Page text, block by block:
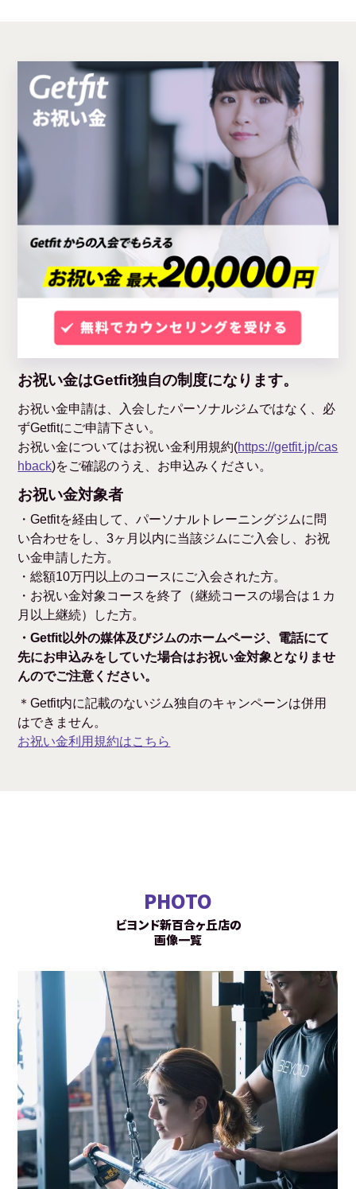
お祝い金はGetfit独自の制度になります。
お祝い金申請は、入会したパーソナルジムではなく、必
ずGetfitにご申請下さい。
お祝い金についてはお祝い金利用規約(https://getfit.jp/cas
hback)をご確認のうえ、お申込みください。
お祝い金対象者
・Getfitを経由して、パーソナルトレーニングジムに問
い合わせをし、3ヶ月以内に当該ジムにご入会し、お祝
い金申請した方。
・総額10万円以上のコースにご入会された方。
・お祝い金対象コースを終了（継続コースの場合は１カ
月以上継続）した方。
・Getfit以外の媒体及びジムのホームページ、電話にて
先にお申込みをしていた場合はお祝い金対象となりませ
んのでご注意ください。
＊Getfit内に記載のないジム独自のキャンペーンは併用
はできません。
お祝い金利用規約はこちら
PHOTO
ビヨンド新百合ヶ丘店の
画像一覧